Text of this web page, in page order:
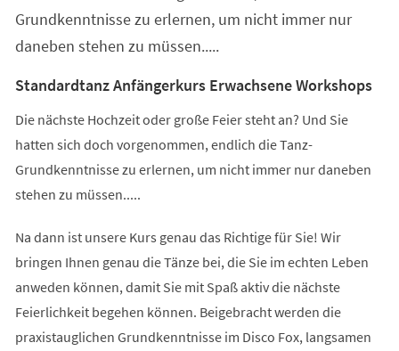
Grundkenntnisse zu erlernen, um nicht immer nur
daneben stehen zu müssen.....
Standardtanz Anfängerkurs Erwachsene Workshops
Die nächste Hochzeit oder große Feier steht an? Und Sie
hatten sich doch vorgenommen, endlich die Tanz-
Grundkenntnisse zu erlernen, um nicht immer nur daneben
stehen zu müssen.....
Na dann ist unsere Kurs genau das Richtige für Sie! Wir
bringen Ihnen genau die Tänze bei, die Sie im echten Leben
anweden können, damit Sie mit Spaß aktiv die nächste
Feierlichkeit begehen können. Beigebracht werden die
praxistauglichen Grundkenntnisse im Disco Fox, langsamen